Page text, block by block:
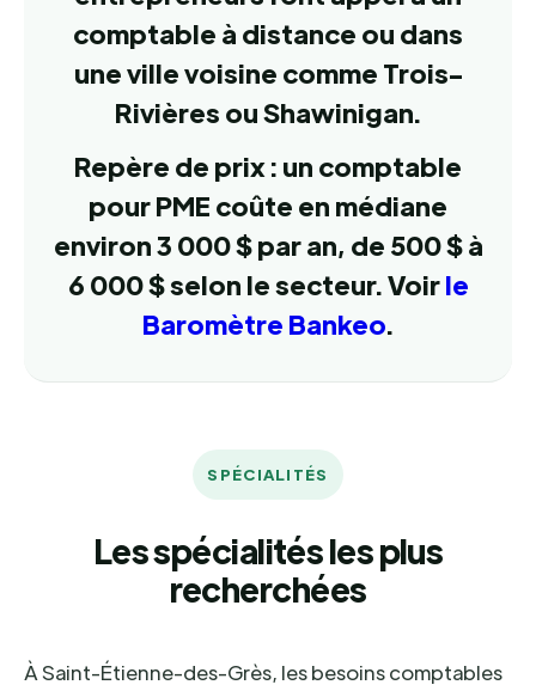
comptable à distance ou dans
une ville voisine comme Trois-
Rivières ou Shawinigan.
Repère de prix : un comptable
pour PME coûte en médiane
environ 3 000 $ par an, de 500 $ à
6 000 $ selon le secteur. Voirle
Baromètre Bankeo.
SPÉCIALITÉS
Les spécialités les plus
recherchées
À Saint-Étienne-des-Grès, les besoins comptables